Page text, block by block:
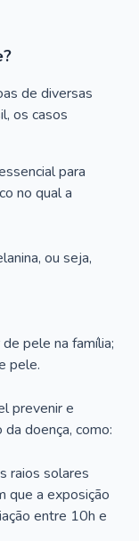
de diversas
os casos
para
no qual a
ou seja,
pele na família;
pele.
prevenir e
doença, como:
raios solares
que a exposição
entre 10h e